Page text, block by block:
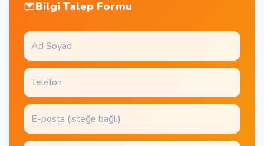
Bilgi Talep Formu